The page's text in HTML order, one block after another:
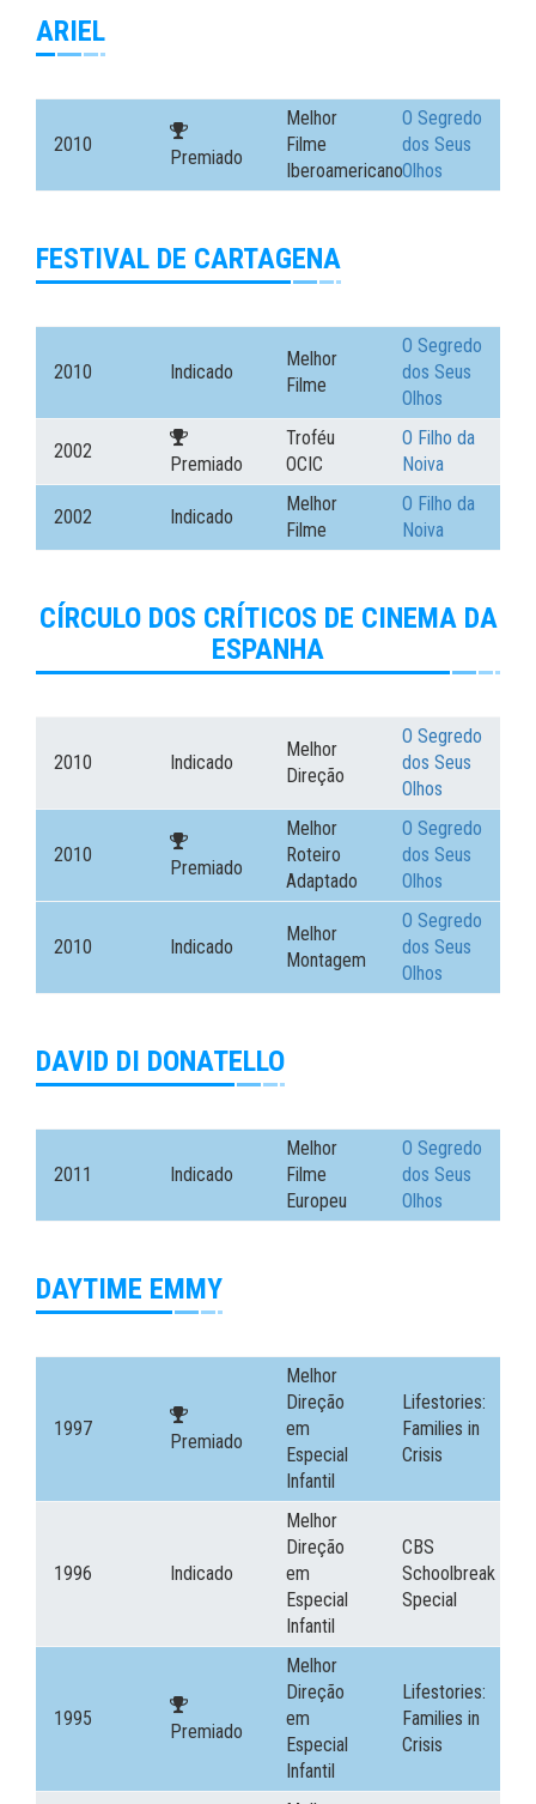
ARIEL
2010
Premiado
Melhor
Filme
Iberoamericano
O Segredo
dos Seus
Olhos
FESTIVAL DE CARTAGENA
2010 Indicado
Melhor
Filme
O Segredo
dos Seus
Olhos
2002
Premiado
Troféu
OCIC
O Filho da
Noiva
2002 Indicado
Melhor
Filme
O Filho da
Noiva
CÍRCULO DOS CRÍTICOS DE CINEMA DA
ESPANHA
2010 Indicado
Melhor
Direção
O Segredo
dos Seus
Olhos
2010
Premiado
Melhor
Roteiro
Adaptado
O Segredo
dos Seus
Olhos
2010 Indicado
Melhor
Montagem
O Segredo
dos Seus
Olhos
DAVID DI DONATELLO
2011 Indicado
Melhor
Filme
Europeu
O Segredo
dos Seus
Olhos
DAYTIME EMMY
1997
Premiado
Melhor
Direção
em
Especial
Infantil
Lifestories:
Families in
Crisis
1996 Indicado
Melhor
Direção
em
Especial
Infantil
CBS
Schoolbreak
Special
1995
Premiado
Melhor
Direção
em
Especial
Infantil
Lifestories:
Families in
Crisis